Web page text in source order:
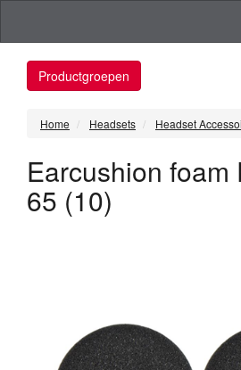
Productgroepen
Home Headsets Headset
Earcushion foam
65 (10)